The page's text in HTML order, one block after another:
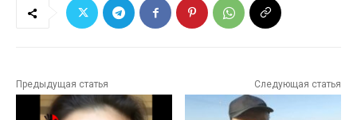
Предыдущая статья Следующая статья